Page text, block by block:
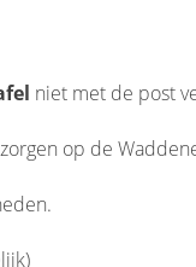
niet met de post
op de